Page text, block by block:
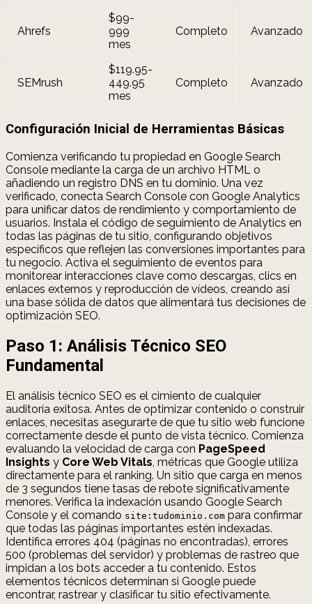
Ahrefs
$99-
999
mes
Completo Avanzado
SEMrush
$119.95-
449.95
mes
Completo Avanzado
Configuración Inicial de Herramientas Básicas
Comienza verificando tu propiedad en Google Search
Console mediante la carga de un archivo HTML o
añadiendo un registro DNS en tu dominio. Una vez
verificado, conecta Search Console con Google Analytics
para unificar datos de rendimiento y comportamiento de
usuarios. Instala el código de seguimiento de Analytics en
todas las páginas de tu sitio, configurando objetivos
específicos que reflejen las conversiones importantes para
tu negocio. Activa el seguimiento de eventos para
monitorear interacciones clave como descargas, clics en
enlaces externos y reproducción de vídeos, creando así
una base sólida de datos que alimentará tus decisiones de
optimización SEO.
Paso 1: Análisis Técnico SEO
Fundamental
El análisis técnico SEO es el cimiento de cualquier
auditoría exitosa. Antes de optimizar contenido o construir
enlaces, necesitas asegurarte de que tu sitio web funcione
correctamente desde el punto de vista técnico. Comienza
evaluando la velocidad de carga con PageSpeed
Insights y Core Web Vitals, métricas que Google utiliza
directamente para el ranking. Un sitio que carga en menos
de 3 segundos tiene tasas de rebote significativamente
menores. Verifica la indexación usando Google Search
Console y el comando site:tudominio.com para confirmar
que todas las páginas importantes estén indexadas.
Identifica errores 404 (páginas no encontradas), errores
500 (problemas del servidor) y problemas de rastreo que
impidan a los bots acceder a tu contenido. Estos
elementos técnicos determinan si Google puede
encontrar, rastrear y clasificar tu sitio efectivamente.